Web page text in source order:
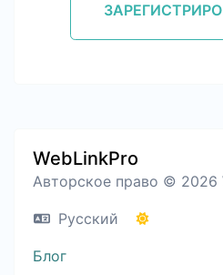
WebLinkPro
Авторское право © 2026
Русский
Блог